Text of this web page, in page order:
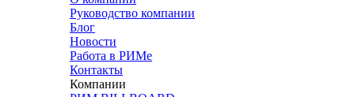
Руководство компании
Блог
Новости
Работа в РИМе
Контакты
Компании